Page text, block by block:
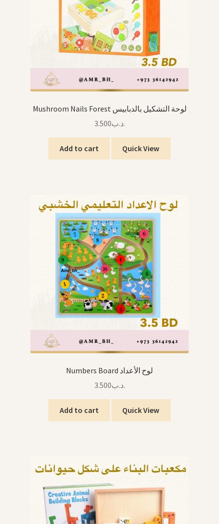
Mushroom Nails Forest لوحة التشكيل بالدبابيس
.د.ب3.500
Add to cart Quick View
Numbers Board لوح الأعداد
.د.ب3.500
Add to cart Quick View